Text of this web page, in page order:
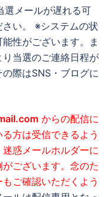
選メールが遅れる可
い。 ※システムの状
性がございます。ま
当選のご連絡日程が
際はSNS・ブログに
からの配信に
方は受信できるよう
惑メールホルダーに
ございます。念のた
ご確認いただくよう